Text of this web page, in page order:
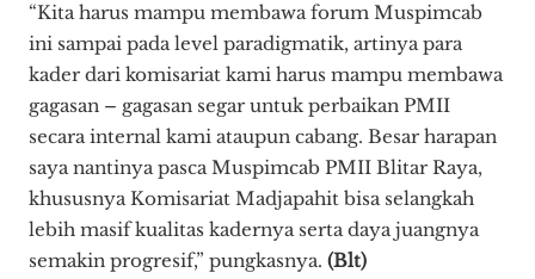
“Kita harus mampu membawa forum Muspimcab
ini sampai pada level paradigmatik, artinya para
kader dari komisariat kami harus mampu membawa
gagasan – gagasan segar untuk perbaikan PMII
secara internal kami ataupun cabang. Besar harapan
saya nantinya pasca Muspimcab PMII Blitar Raya,
khususnya Komisariat Madjapahit bisa selangkah
lebih masif kualitas kadernya serta daya juangnya
semakin progresif,” pungkasnya. (Blt)